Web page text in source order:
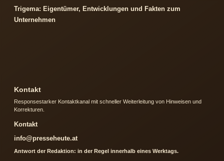
Trigema: Eigentümer, Entwicklungen und Fakten zum
Unternehmen
Kontakt
Responsestarker Kontaktkanal mit schneller Weiterleitung von Hinweisen und
Korrekturen.
Kontakt
info@presseheute.at
Antwort der Redaktion: in der Regel innerhalb eines Werktags.